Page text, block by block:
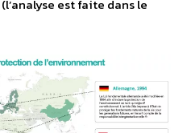
(l’analyse est faite dans le